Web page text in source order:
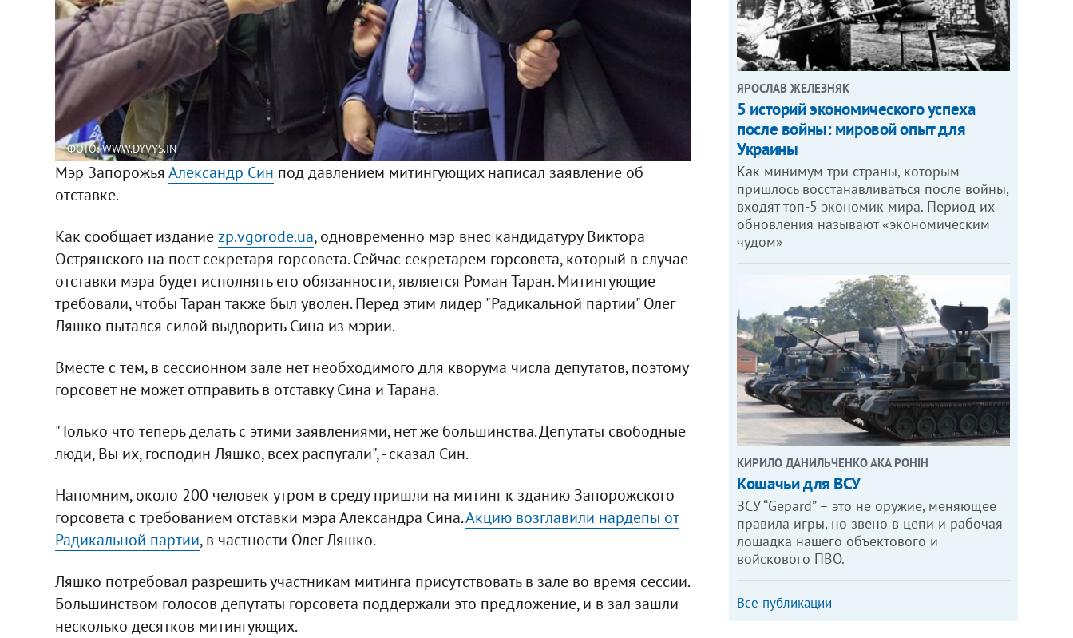
ФОТО: WWW.DYVYS.IN
ФОТО: WWW.061.UA
Мэр ЗапорожьяАлександр Син под давлением митингующих написал заявление об
отставке.
Как сообщает изданиеzp.vgorode.ua, одновременно мэр внес кандидатуру Виктора
Острянского на пост секретаря горсовета. Сейчас секретарем горсовета, который в случае
отставки мэра будет исполнять его обязанности, является Роман Таран. Митингующие
требовали, чтобы Таран также был уволен. Перед этим лидер "Радикальной партии" Олег
Ляшко пытался силой выдворить Сина из мэрии.
Вместе с тем, в сессионном зале нет необходимого для кворума числа депутатов, поэтому
горсовет не может отправить в отставку Сина и Тарана.
"Только что теперь делать с этими заявлениями, нет же большинства. Депутаты свободные
люди, Вы их, господин Ляшко, всех распугали", - сказал Син.
Напомним, около 200 человек утром в среду пришли на митинг к зданию Запорожского
горсовета с требованием отставки мэра Александра Сина.Акцию возглавили нардепы от
Радикальной партии, в частности Олег Ляшко.
Ляшко потребовал разрешить участникам митинга присутствовать в зале во время сессии.
Большинством голосов депутаты горсовета поддержали это предложение, и в зал зашли
несколько десятков митингующих.
ЯРОСЛАВ ЖЕЛЕЗНЯК
5 историй экономического успеха
после войны: мировой опыт для
Украины
Как минимум три страны, которым
пришлось восстанавливаться после войны,
входят топ-5 экономик мира. Период их
обновления называют «экономическим
чудом»
КИРИЛО ДАНИЛЬЧЕНКО АКА РОНІН
Кошачьи для ВСУ
ЗСУ “Gepard” – это не оружие, меняющее
правила игры, но звено в цепи и рабочая
лошадка нашего объектового и
войскового ПВО.
Все публикации